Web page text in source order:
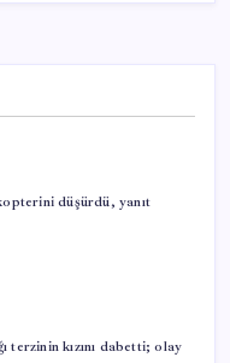
düşürdü, yanıt
terzinin kızını dabetti; olay